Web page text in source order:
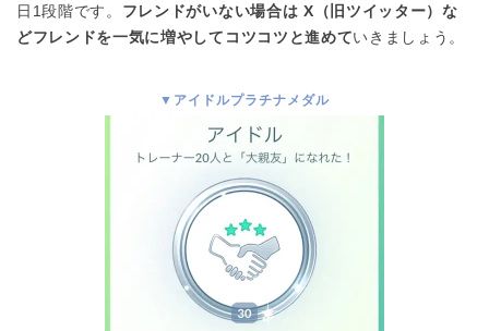
日1段階です。 フレンドがいない場合は X（旧ツイッター）な
どフレンドを一気に増やしてコツコツと進めていきましょう。
▼アイドルプラチナメダル